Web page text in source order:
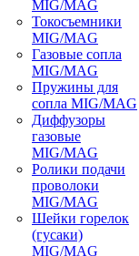
MIG/MAG
Токосъемники
MIG/MAG
Газовые сопла
MIG/MAG
Пружины для
сопла MIG/MAG
Диффузоры
газовые
MIG/MAG
Ролики подачи
проволоки
MIG/MAG
Шейки горелок
(гусаки)
MIG/MAG